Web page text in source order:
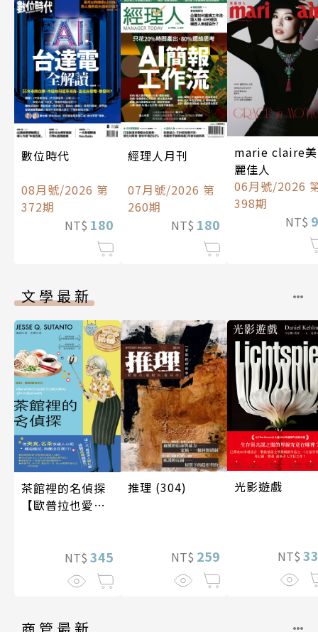
數位時代
08月號/2026 第
372期
NT$ 180
經理人月刊
07月號/2026 第
260期
NT$ 180
marie claire美
麗佳人
06月號/2026
398期
NT$
文學最新
茶館裡的名偵探
【歐普拉也愛！
《茶館裡的嫌疑
人》續作】
NT$ 345
推理 (304)
NT$ 259
光影遊戲
NT$
商管最新